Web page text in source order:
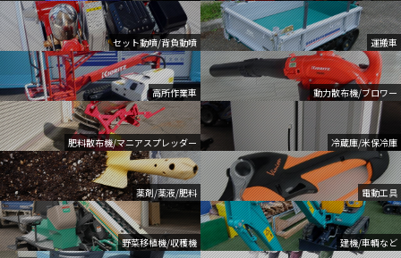
セット動噴/背負動噴 運搬車
高所作業車 動力散布機/ブロワー
肥料散布機/マニアスプレッダー 冷蔵庫/米保冷庫
薬剤/薬液/肥料 電動工具
野菜移植機/収穫機 建機/車輌など